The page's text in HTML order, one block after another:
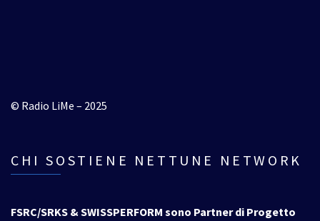
© Radio LiMe – 2025
CHI SOSTIENE NETTUNE NETWORK
FSRC/SRKS & SWISSPERFORM sono Partner di Progetto